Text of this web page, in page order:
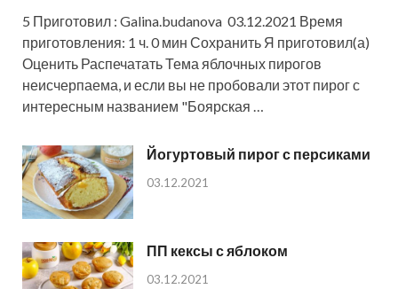
5 Приготовил : Galina.budanova 03.12.2021 Время
приготовления: 1 ч. 0 мин Сохранить Я приготовил(а)
Оценить Распечатать Тема яблочных пирогов
неисчерпаема, и если вы не пробовали этот пирог с
интересным названием "Боярская …
Йогуртовый пирог с персиками
03.12.2021
ПП кексы с яблоком
03.12.2021